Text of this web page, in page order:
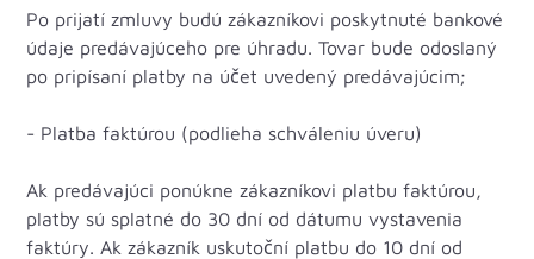
Po prijatí zmluvy budú zákazníkovi poskytnuté bankové
údaje predávajúceho pre úhradu. Tovar bude odoslaný
po pripísaní platby na účet uvedený predávajúcim;
- Platba faktúrou (podlieha schváleniu úveru)
Ak predávajúci ponúkne zákazníkovi platbu faktúrou,
platby sú splatné do 30 dní od dátumu vystavenia
faktúry. Ak zákazník uskutoční platbu do 10 dní od